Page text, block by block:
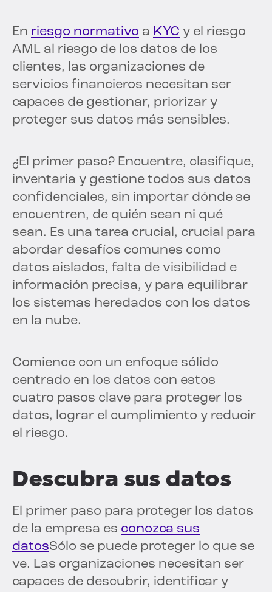
En riesgo normativo a KYC y el riesgo
AML al riesgo de los datos de los
clientes, las organizaciones de
servicios financieros necesitan ser
capaces de gestionar, priorizar y
proteger sus datos más sensibles.
¿El primer paso? Encuentre, clasifique,
inventaria y gestione todos sus datos
confidenciales, sin importar dónde se
encuentren, de quién sean ni qué
sean. Es una tarea crucial, crucial para
abordar desafíos comunes como
datos aislados, falta de visibilidad e
información precisa, y para equilibrar
los sistemas heredados con los datos
en la nube.
Comience con un enfoque sólido
centrado en los datos con estos
cuatro pasos clave para proteger los
datos, lograr el cumplimiento y reducir
el riesgo.
Descubra sus datos
El primer paso para proteger los datos
de la empresa es conozca sus
datosSólo se puede proteger lo que se
ve. Las organizaciones necesitan ser
capaces de descubrir, identificar y